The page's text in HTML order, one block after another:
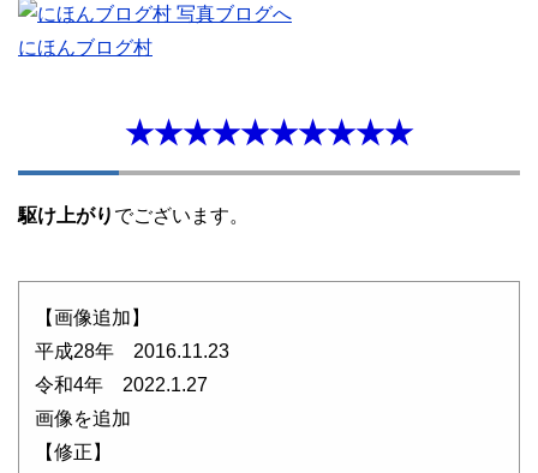
にほんブログ村
★★★★★★★★★★
駆け上がり でございます。
【画像追加】
平成28年 2016.11.23
令和4年 2022.1.27
画像を追加
【修正】